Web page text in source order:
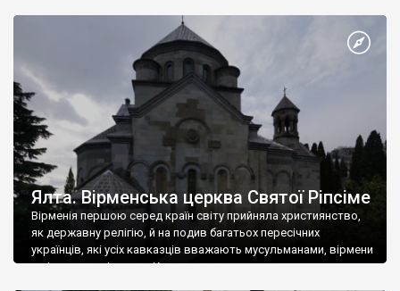
Херсонесі Володимир-язичник, став Василем-християнином.
А потім було Хрещення Русі. На честь Херсонесу Таврійського
Ялта. Вірменська церква Святої Ріпсіме
Вірменія першою серед країн світу прийняла християнство,
як державну релігію, й на подив багатьох пересічних
українців, які усіх кавказців вважають мусульманами, вірмени
є відданими вірянами Христа